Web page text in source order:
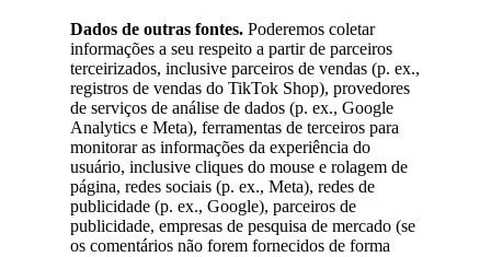
Dados de outras fontes. Poderemos coletar
informações a seu respeito a partir de parceiros
terceirizados, inclusive parceiros de vendas (p. ex.,
registros de vendas do TikTok Shop), provedores
de serviços de análise de dados (p. ex., Google
Analytics e Meta), ferramentas de terceiros para
monitorar as informações da experiência do
usuário, inclusive cliques do mouse e rolagem de
página, redes sociais (p. ex., Meta), redes de
publicidade (p. ex., Google), parceiros de
publicidade, empresas de pesquisa de mercado (se
os comentários não forem fornecidos de forma